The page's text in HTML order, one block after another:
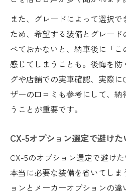
また、グレードによって選択
ため、希望する装備とグレー
べておかないと、納車後に「こ
感じてしまうことも。後悔を防
グや店舗での実車確認、実際
ザーの口コミも参考にして、
うことが重要です。
CX-5オプション選定で避け
CX-5のオプション選定で避け
本当に必要な装備を省いてし
ョンとメーカーオプションの